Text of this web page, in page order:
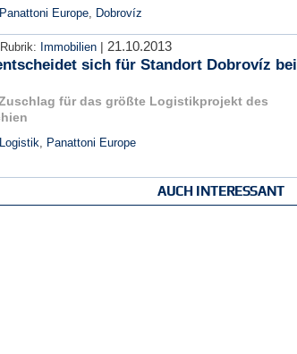
Panattoni Europe, Dobrovíz
Rubrik: Immobilien | 21.10.2013
sich für Standort Dobrovíz bei
für das größte Logistikprojekt des
Logistik Panattoni Europe
AUCH INTERESSANT